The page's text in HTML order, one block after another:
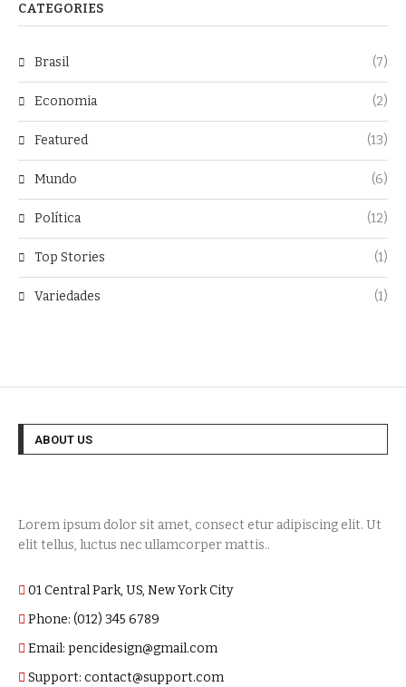
CATEGORIES
Brasil (7)
Economia (2)
Featured (13)
Mundo (6)
Política (12)
Top Stories (1)
Variedades (1)
ABOUT US
Lorem ipsum dolor sit amet, consect etur adipiscing elit. Ut
elit tellus, luctus nec ullamcorper mattis..
01 Central Park, US, New York City
Phone: (012) 345 6789
Email: pencidesign@gmail.com
Support: contact@support.com